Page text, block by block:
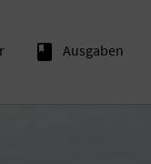
book Ausgaben